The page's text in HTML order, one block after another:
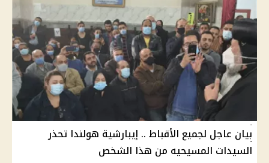
بيان عاجل لجميع الأقباط .. إيبارشية هولندا تحذر
السيدات المسيحيه من هذا الشخص